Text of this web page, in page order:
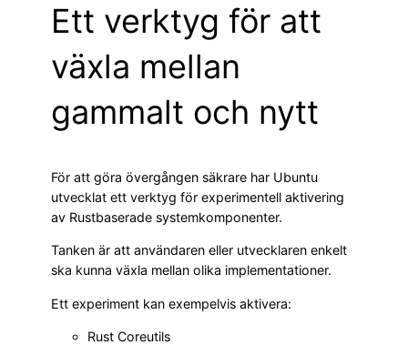
Ett verktyg för att
växla mellan
gammalt och nytt
För att göra övergången säkrare har Ubuntu
utvecklat ett verktyg för experimentell aktivering
av Rustbaserade systemkomponenter.
Tanken är att användaren eller utvecklaren enkelt
ska kunna växla mellan olika implementationer.
Ett experiment kan exempelvis aktivera:
Rust Coreutils